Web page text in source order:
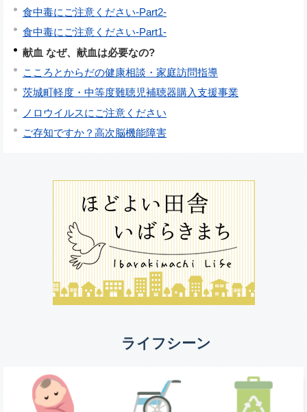
食中毒にご注意ください-Part2-
食中毒にご注意ください-Part1-
献血 なぜ、献血は必要なの?
こころとからだの健康相談・家庭訪問指導
茨城町軽度・中等度難聴児補聴器購入支援事業
ノロウイルスにご注意ください
ご存知ですか？高次脳機能障害
ライフシーン